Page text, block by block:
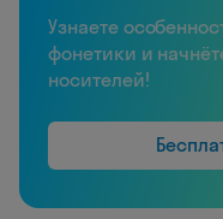
Узнаете
фонетики и
носителей!